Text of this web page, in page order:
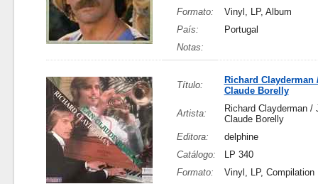
Formato:
Vinyl, LP, Album
País:
Portugal
Notas:
Título:
Richard Clayderman
Claude Borelly
Artista:
Richard Clayderman /
Claude Borelly
Editora:
delphine
Catálogo:
LP 340
Formato:
Vinyl, LP, Compilation